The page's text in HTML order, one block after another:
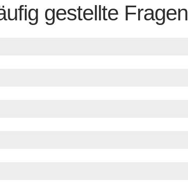
gestellte Fragen